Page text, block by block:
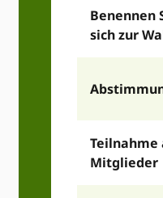
Benennen
sich zur
Teilnahme
Mitglieder